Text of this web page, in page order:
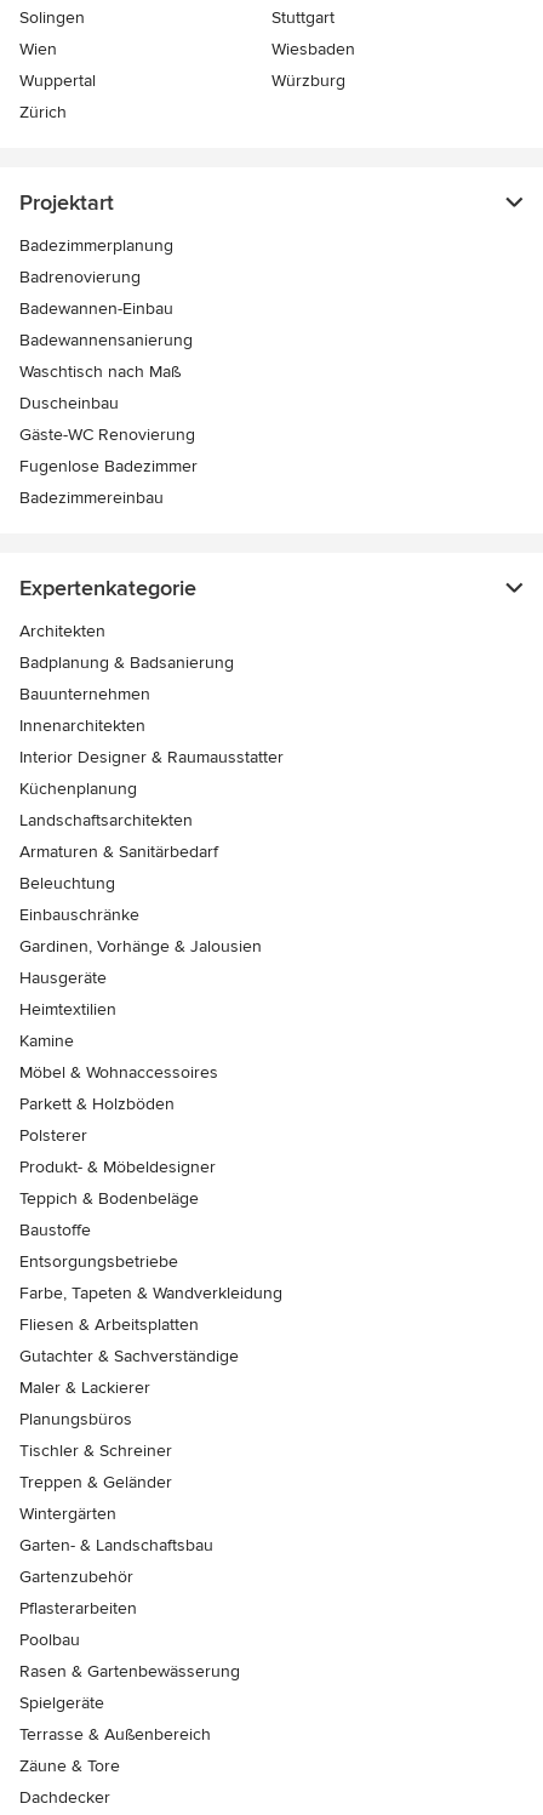
Solingen
Stuttgart
Wien
Wiesbaden
Wuppertal
Würzburg
Zürich
Projektart
Badezimmerplanung
Badrenovierung
Badewannen-Einbau
Badewannensanierung
Waschtisch nach Maß
Duscheinbau
Gäste-WC Renovierung
Fugenlose Badezimmer
Badezimmereinbau
Expertenkategorie
Architekten
Badplanung & Badsanierung
Bauunternehmen
Innenarchitekten
Interior Designer & Raumausstatter
Küchenplanung
Landschaftsarchitekten
Armaturen & Sanitärbedarf
Beleuchtung
Einbauschränke
Gardinen, Vorhänge & Jalousien
Hausgeräte
Heimtextilien
Kamine
Möbel & Wohnaccessoires
Parkett & Holzböden
Polsterer
Produkt- & Möbeldesigner
Teppich & Bodenbeläge
Baustoffe
Entsorgungsbetriebe
Farbe, Tapeten & Wandverkleidung
Fliesen & Arbeitsplatten
Gutachter & Sachverständige
Maler & Lackierer
Planungsbüros
Tischler & Schreiner
Treppen & Geländer
Wintergärten
Garten- & Landschaftsbau
Gartenzubehör
Pflasterarbeiten
Poolbau
Rasen & Gartenbewässerung
Spielgeräte
Terrasse & Außenbereich
Zäune & Tore
Dachdecker